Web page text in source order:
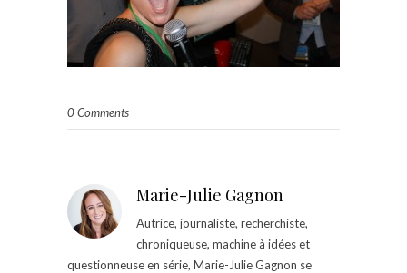
0 Comments
Marie-Julie Gagnon
Autrice, journaliste, recherchiste,
chroniqueuse, machine à idées et
questionneuse en série, Marie-Julie Gagnon se